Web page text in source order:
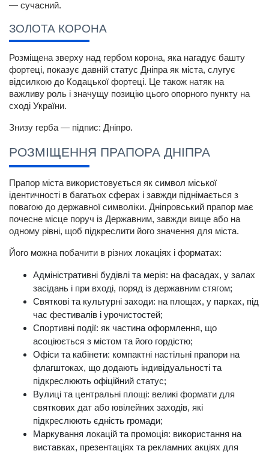
— сучасний.
ЗОЛОТА КОРОНА
Розміщена зверху над гербом корона, яка нагадує башту
фортеці, показує давній статус Дніпра як міста, слугує
відсилкою до Кодацької фортеці. Це також натяк на
важливу роль і значущу позицію цього опорного пункту на
сході України.
Знизу герба — підпис: Дніпро.
РОЗМІЩЕННЯ ПРАПОРА ДНІПРА
Прапор міста використовується як символ міської
ідентичності в багатьох сферах і завжди піднімається з
повагою до державної символіки. Дніпровський прапор має
почесне місце поруч із Державним, завжди вище або на
одному рівні, щоб підкреслити його значення для міста.
Його можна побачити в різних локаціях і форматах:
Адміністративні будівлі та мерія: на фасадах, у залах
засідань і при вході, поряд із державним стягом;
Святкові та культурні заходи: на площах, у парках, під
час фестивалів і урочистостей;
Спортивні події: як частина оформлення, що
асоціюється з містом та його гордістю;
Офіси та кабінети: компактні настільні прапори на
флагштоках, що додають індивідуальності та
підкреслюють офіційний статус;
Вулиці та центральні площі: великі формати для
святкових дат або ювілейних заходів, які
підкреслюють єдність громади;
Маркування локацій та промоція: використання на
виставках, презентаціях та рекламних акціях для